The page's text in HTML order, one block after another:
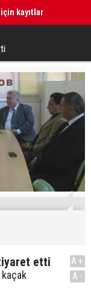
kayıtlar
etti
A+
A-